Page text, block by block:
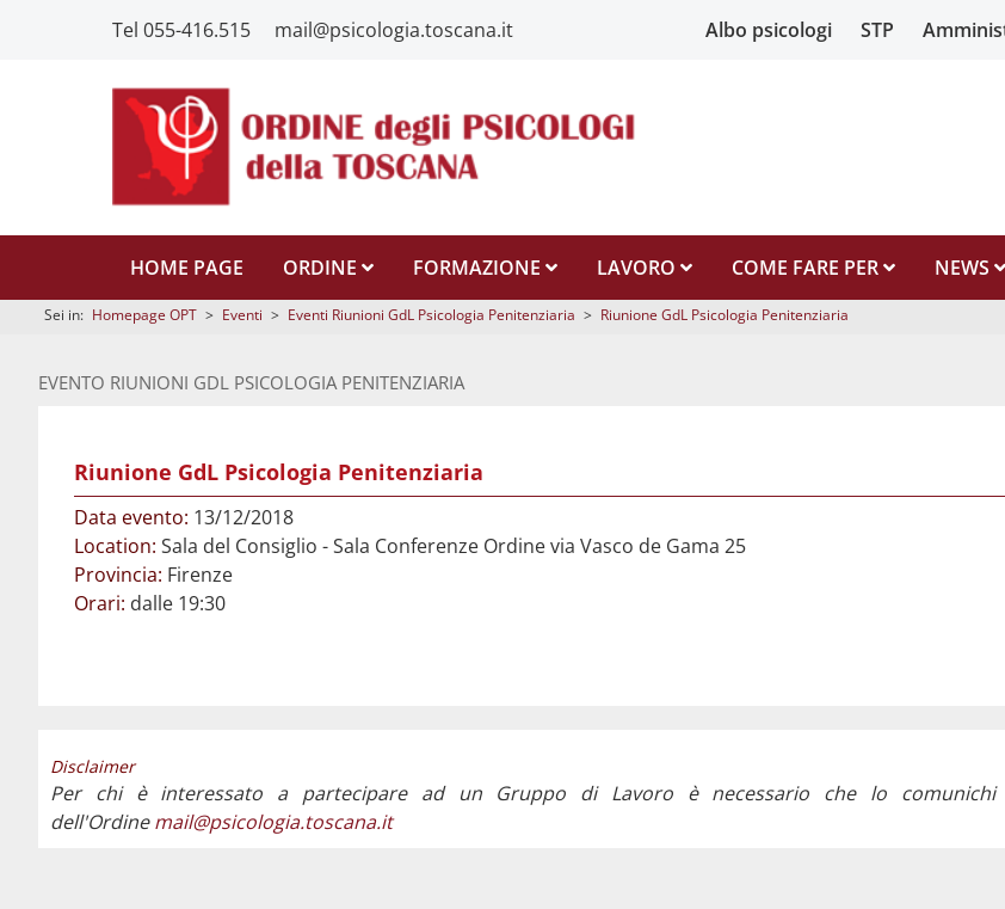
Tel 055-416.515 mail@psicologia.toscana.it Albo psicologi STP
HOME PAGE ORDINE FORMAZIONE LAVORO COME FARE PER NEWS
Sei in: Homepage OPT > Eventi > Eventi Riunioni GdL Psicologia Penitenziaria > Riunione GdL Psicologia Penitenziaria
EVENTO RIUNIONI GDL PSICOLOGIA PENITENZIARIA
Riunione GdL Psicologia Penitenziaria
Data evento: 13/12/2018
Location: Sala del Consiglio - Sala Conferenze Ordine via Vasco de Gama 25
Provincia: Firenze
Orari: dalle 19:30
Disclaimer
Per chi è interessato a partecipare ad un Gruppo di Lavoro è necessario che lo
dell'Ordinemail@psicologia.toscana.it